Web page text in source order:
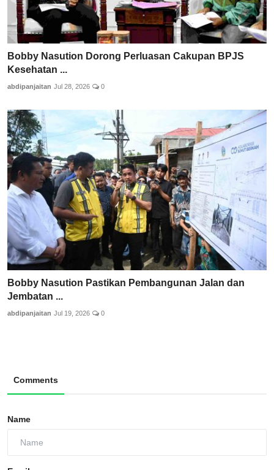
Bobby Nasution Dorong Perluasan Cakupan BPJS
Kesehatan ...
abdipanjaitan Jul 28, 2026 0
Bobby Nasution Pastikan Pembangunan Jalan dan
Jembatan ...
abdipanjaitan Jul 19, 2026 0
Comments
Name